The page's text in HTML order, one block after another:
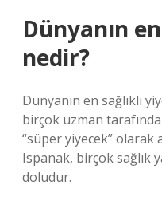
Dünyanın
nedir?
Dünyanın en sağlıklı
birçok uzman
“süper yiyecek” olarak
Ispanak, birçok sağlık
doludur.